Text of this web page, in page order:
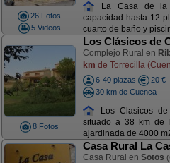
26 Fotos
5 Videos
La Casa de la
capacidad hasta 12
cuarto de baño y
8 Fotos
Los Clásicos de
Complejo Rural en
km de Torrecilla
6-40 plazas
20 €
30 km de Cuenca
Los Clasicos
situado a 38 km de
ajardinada de 4000
Casa Rural La
Casa Rural en Sotos